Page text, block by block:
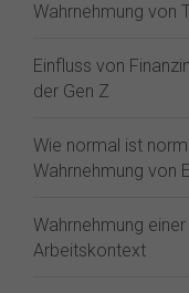
Wahrnehmung von
Einfluss von
der Gen Z⁠
Wie normal ist
Wahrnehmung von
Wahrnehmung
Arbeitskontext